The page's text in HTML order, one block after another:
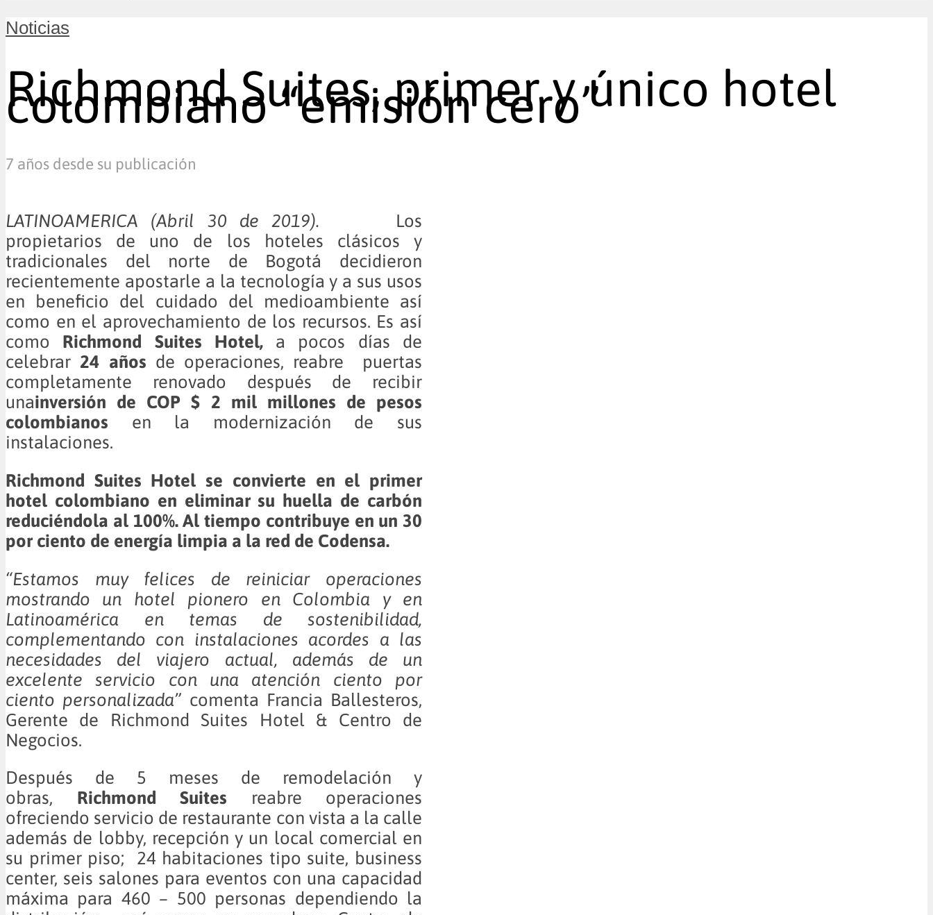
Noticias
Richmond Suites, primer y único hotel
colombiano “emisión cero”
7 años desde su publicación
LATINOAMERICA (Abril 30 de 2019). Los
propietarios de uno de los hoteles clásicos y
tradicionales del norte de Bogotá decidieron
recientemente apostarle a la tecnología y a sus usos
en beneficio del cuidado del medioambiente así
como en el aprovechamiento de los recursos. Es así
como Richmond Suites Hotel,a pocos días de
celebrar 24 años de operaciones, reabre puertas
completamente renovado después de recibir
unainversión de COP $ 2 mil millones de pesos
colombianos en la modernización de sus
instalaciones.
Richmond Suites Hotel se convierte en el primer
hotel colombiano en eliminar su huella de carbón
reduciéndola al 100%. Al tiempo contribuye en un 30
por ciento de energía limpia a la red de Codensa.
“Estamos muy felices de reiniciar operaciones
mostrando un hotel pionero en Colombia y en
Latinoamérica en temas de sostenibilidad,
complementando con instalaciones acordes a las
necesidades del viajero actual, además de un
excelente servicio con una atención ciento por
ciento personalizada” comenta Francia Ballesteros,
Gerente de Richmond Suites Hotel & Centro de
Negocios.
Después de 5 meses de remodelación y
obras, Richmond Suites reabre operaciones
ofreciendo servicio de restaurante con vista a la calle
además de lobby, recepción y un local comercial en
su primer piso; 24 habitaciones tipo suite, business
center, seis salones para eventos con una capacidad
máxima para 460 – 500 personas dependiendo la